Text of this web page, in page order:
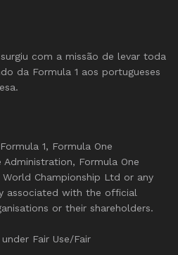
com a missão de levar toda
da Formula 1 aos portugueses
1, Formula One
Administration, Formula One
World Championship Ltd or any
associated with the official
or their shareholders.
Fair Use/Fair